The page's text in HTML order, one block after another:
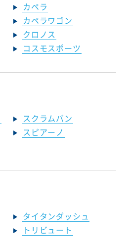
カペラ
カペラワゴン
クロノス
コスモスポーツ
スクラムバン
スピアーノ
タイタンダッシュ
トリビュート